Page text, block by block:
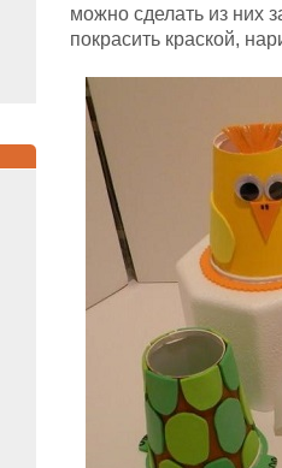
можно сделать из них
покрасить краской,